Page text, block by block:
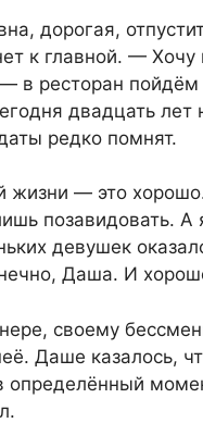
дорогая,
к главной. — Хочу
в ресторан
двадцать
редко помнят.
— это
позавидовать. А
девушек
Даша. И
своему
Даше казалось,